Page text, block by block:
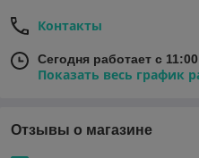
Контакты
Сегодня работает с
Показать весь график
Отзывы о магазине